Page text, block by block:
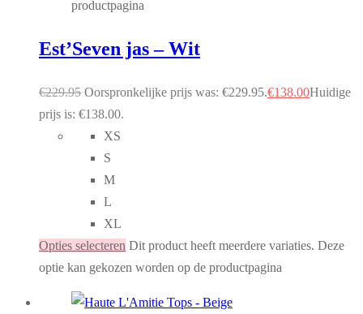
productpagina
Est’Seven jas – Wit
€229.95 Oorspronkelijke prijs was: €229.95.€138.00Huidige
prijs is: €138.00.
XS
S
M
L
XL
Opties selecteren Dit product heeft meerdere variaties. Deze
optie kan gekozen worden op de productpagina